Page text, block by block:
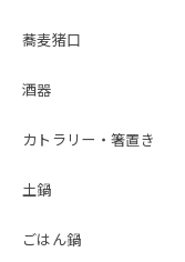
蕎麦猪口
酒器
カトラリー・箸置き
土鍋
ごはん鍋